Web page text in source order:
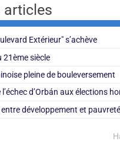
articles
Extérieur" s’achève
21ème siècle
pleine de bouleversement
d’Orbán aux élections
développement et pauvreté